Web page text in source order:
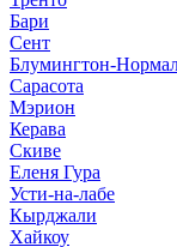
Бари
Сент
Блумингтон-
Сарасота
Мэрион
Керава
Скиве
Еленя Гура
Усти-на-лабе
Кырджали
Хайкоу